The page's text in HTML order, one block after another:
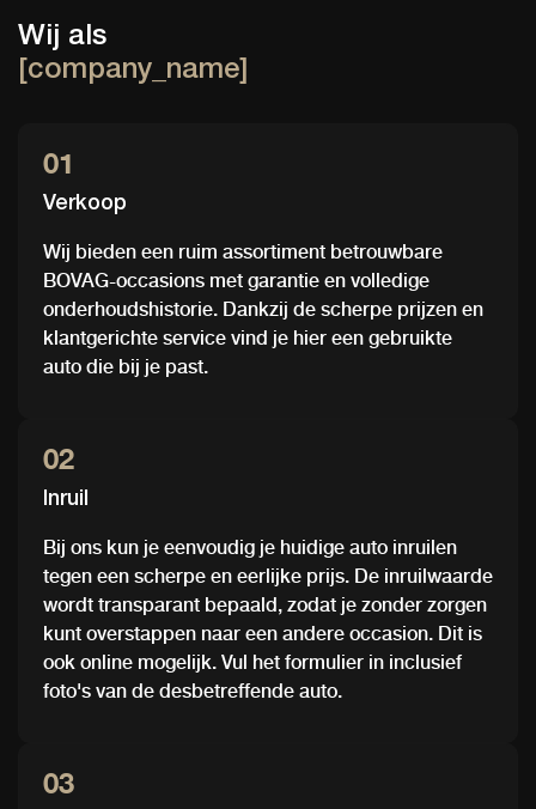
Wij als
[company_name]
01
Verkoop
Wij bieden een ruim assortiment betrouwbare
BOVAG-occasions met garantie en volledige
onderhoudshistorie. Dankzij de scherpe prijzen en
klantgerichte service vind je hier een gebruikte
auto die bij je past.
02
Inruil
Bij ons kun je eenvoudig je huidige auto inruilen
tegen een scherpe en eerlijke prijs. De inruilwaarde
wordt transparant bepaald, zodat je zonder zorgen
kunt overstappen naar een andere occasion. Dit is
ook online mogelijk. Vul het formulier in inclusief
foto's van de desbetreffende auto.
03